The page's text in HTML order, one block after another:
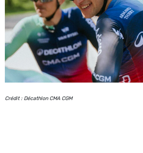
Crédit : Décathlon CMA CGM